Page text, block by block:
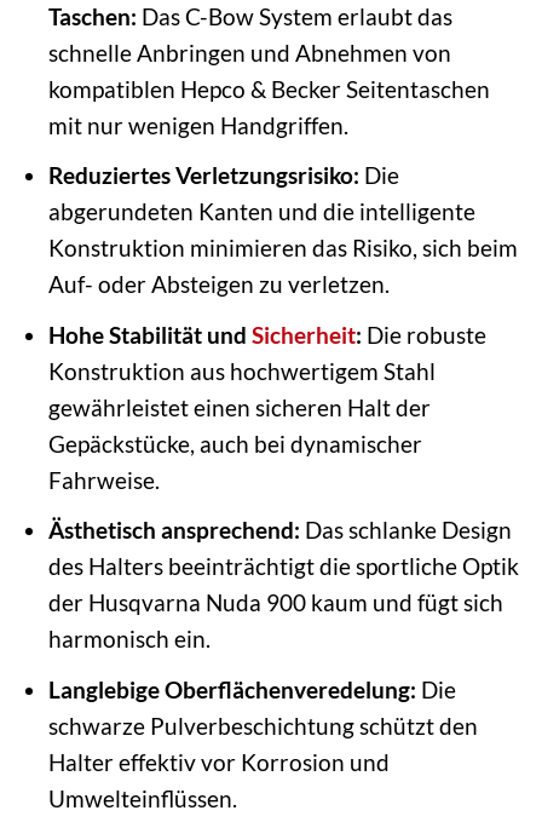
Taschen: Das C-Bow System erlaubt das
schnelle Anbringen und Abnehmen von
kompatiblen Hepco & Becker Seitentaschen
mit nur wenigen Handgriffen.
Reduziertes Verletzungsrisiko: Die
abgerundeten Kanten und die intelligente
Konstruktion minimieren das Risiko, sich beim
Auf- oder Absteigen zu verletzen.
Hohe Stabilität und Sicherheit: Die robuste
Konstruktion aus hochwertigem Stahl
gewährleistet einen sicheren Halt der
Gepäckstücke, auch bei dynamischer
Fahrweise.
Ästhetisch ansprechend: Das schlanke Design
des Halters beeinträchtigt die sportliche Optik
der Husqvarna Nuda 900 kaum und fügt sich
harmonisch ein.
Langlebige Oberflächenveredelung: Die
schwarze Pulverbeschichtung schützt den
Halter effektiv vor Korrosion und
Umwelteinflüssen.